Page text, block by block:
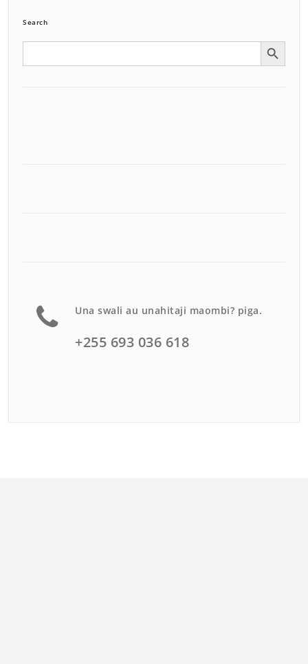
Search
Search Search Button
Una swali au unahitaji maombi? piga.
+255 693 036 618